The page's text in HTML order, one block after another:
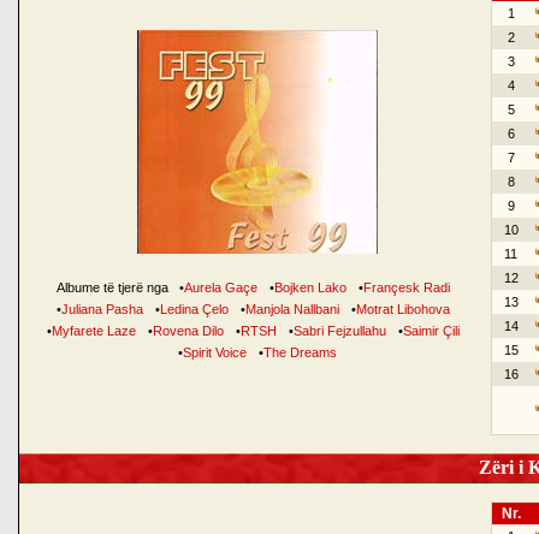
Albume të tjerë nga •Aurela Gaçe •Bojken Lako •Françesk Radi
•Juliana Pasha •Ledina Çelo •Manjola Nallbani •Motrat Libohova
•Myfarete Laze •Rovena Dilo •RTSH •Sabri Fejzullahu •Saimir Çili
•Spirit Voice •The Dreams
1
2
3
4
5
6
7
8
9
10
11
12
13
14
15
16
Zëri i
Nr.